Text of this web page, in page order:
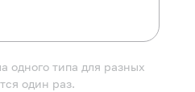
одного типа для разных
один раз.